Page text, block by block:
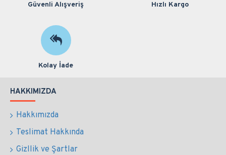
Güvenli Alışveriş Hızlı Kargo
Kolay İade
HAKKIMIZDA
Hakkımızda
Teslimat Hakkında
Gizllik ve Şartlar